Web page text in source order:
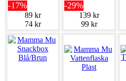
-17%
89 kr
74 kr
-29%
139 kr
99 kr